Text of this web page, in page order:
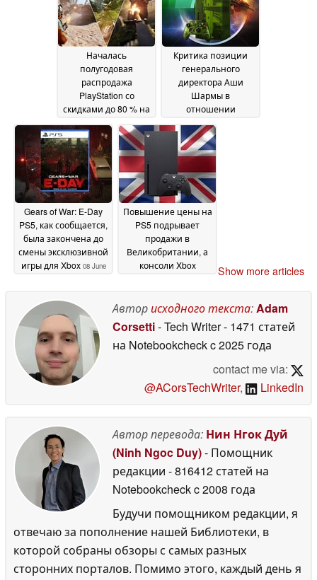
June 2026
14 June 2026
Началась
полугодовая
распродажа
PlayStation со
скидками до 80 % на
13
June 2026
Критика позиции
генерального
директора Аши
Шармы в
отношении
перепощена CSO
Мэтью Боллом
Gears of War: E-Day
PS5, как сообщается,
была закончена до
смены эксклюзивной
игры для Xbox 08 June
Повышение цены на
PS5 подрывает
продажи в
Великобритании, а
консоли Xbox
эксклюзивной игре
Show more articles
Авторисходного текста:Adam
Corsetti- Tech Writer- 1471 статей
на Notebookcheckc 2025 года
contact me via:
@ACorsTechWriter, LinkedIn
Автор перевода: Нин Нгок Дуй
(Ninh Ngoc Duy)- Помощник
редакции - 816412 статей на
Notebookcheckc 2008 года
Будучи помощником редакции, я
отвечаю за пополнение нашей Библиотеки, в
которой собраны обзоры с самых разных
сторонних порталов. Помимо этого, каждый день я